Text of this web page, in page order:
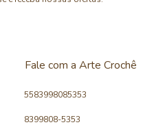
Fale com a Arte Crochê
5583998085353
8399808-5353